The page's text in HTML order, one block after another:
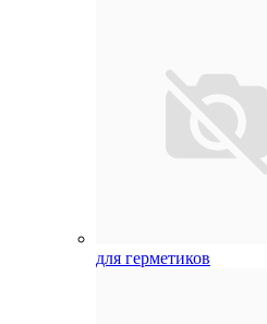
для герметиков